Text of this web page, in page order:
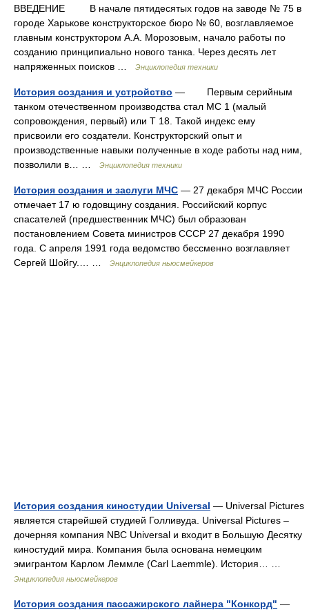
ВВЕДЕНИЕ В начале пятидесятых годов на заводе № 75 в
городе Харькове конструкторское бюро № 60, возглавляемое
главным конструктором А.А. Морозовым, начало работы по
созданию принципиально нового танка. Через десять лет
напряженных поисков …
Энциклопедия техники
История создания и устройство — Первым серийным
танком отечественном производства стал МС 1 (малый
сопровождения, первый) или Т 18. Такой индекс ему
присвоили его создатели. Конструкторский опыт и
производственные навыки полученные в ходе работы над ним,
позволили в… …
Энциклопедия техники
История создания и заслуги МЧС — 27 декабря МЧС России
отмечает 17 ю годовщину создания. Российский корпус
спасателей (предшественник МЧС) был образован
постановлением Совета министров СССР 27 декабря 1990
года. С апреля 1991 года ведомство бессменно возглавляет
Сергей Шойгу.… …
Энциклопедия ньюсмейкеров
История создания киностудии Universal — Universal Pictures
является старейшей студией Голливуда. Universal Pictures –
дочерняя компания NBC Universal и входит в Большую Десятку
киностудий мира. Компания была основана немецким
эмигрантом Карлом Леммле (Carl Laemmle). История… …
Энциклопедия ньюсмейкеров
История создания пассажирского лайнера "Конкорд" —